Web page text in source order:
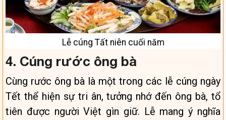
Lễ cúng Tất niên cuối năm
4. Cúng rước ông bà
Cùng rước ông bà là một trong các lễ cúng ngày
Tết thể hiện sự tri ân, tưởng nhớ đến ông bà, tổ
tiên được người Việt gìn giữ. Lễ mang ý nghĩa